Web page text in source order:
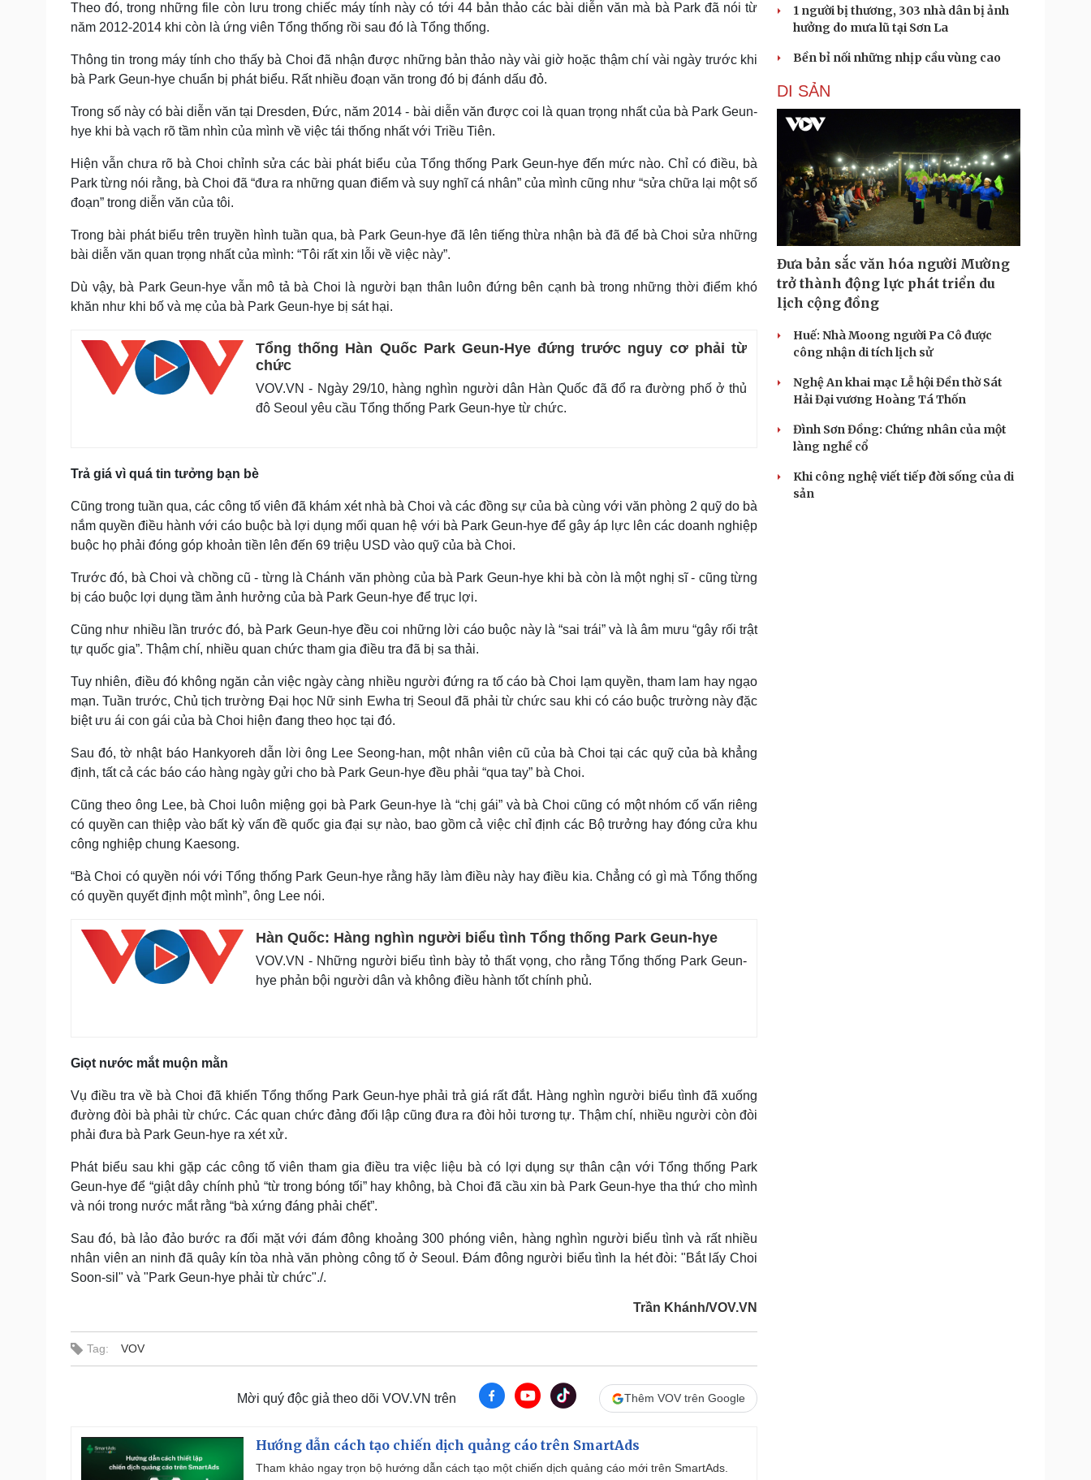
Theo đó, trong những file còn lưu trong chiếc máy tính này có tới 44 bản thảo các bài diễn văn mà bà Park đã nói từ
năm 2012-2014 khi còn là ứng viên Tổng thống rồi sau đó là Tổng thống.
Thông tin trong máy tính cho thấy bà Choi đã nhận được những bản thảo này vài giờ hoặc thậm chí vài ngày trước khi
bà Park Geun-hye chuẩn bị phát biểu. Rất nhiều đoạn văn trong đó bị đánh dấu đỏ.
Trong số này có bài diễn văn tại Dresden, Đức, năm 2014 - bài diễn văn được coi là quan trọng nhất của bà Park Geun-
hye khi bà vạch rõ tầm nhìn của mình về việc tái thống nhất với Triều Tiên.
Hiện vẫn chưa rõ bà Choi chỉnh sửa các bài phát biểu của Tổng thống Park Geun-hye đến mức nào. Chỉ có điều, bà
Park từng nói rằng, bà Choi đã “đưa ra những quan điểm và suy nghĩ cá nhân” của mình cũng như “sửa chữa lại một số
đoạn” trong diễn văn của tôi.
Trong bài phát biểu trên truyền hình tuần qua, bà Park Geun-hye đã lên tiếng thừa nhận bà đã để bà Choi sửa những
bài diễn văn quan trọng nhất của mình: “Tôi rất xin lỗi về việc này”.
Dù vậy, bà Park Geun-hye vẫn mô tả bà Choi là người bạn thân luôn đứng bên cạnh bà trong những thời điểm khó
khăn như khi bố và mẹ của bà Park Geun-hye bị sát hại.
Tổng thống Hàn Quốc Park Geun-Hye đứng trước nguy cơ phải từ
chức
VOV.VN - Ngày 29/10, hàng nghìn người dân Hàn Quốc đã đổ ra đường phố ở thủ
đô Seoul yêu cầu Tổng thống Park Geun-hye từ chức.
Trả giá vì quá tin tưởng bạn bè
Cũng trong tuần qua, các công tố viên đã khám xét nhà bà Choi và các đồng sự của bà cùng với văn phòng 2 quỹ do bà
nắm quyền điều hành với cáo buộc bà lợi dụng mối quan hệ với bà Park Geun-hye để gây áp lực lên các doanh nghiệp
buộc họ phải đóng góp khoản tiền lên đến 69 triệu USD vào quỹ của bà Choi.
Trước đó, bà Choi và chồng cũ - từng là Chánh văn phòng của bà Park Geun-hye khi bà còn là một nghị sĩ - cũng từng
bị cáo buộc lợi dụng tầm ảnh hưởng của bà Park Geun-hye để trục lợi.
Cũng như nhiều lần trước đó, bà Park Geun-hye đều coi những lời cáo buộc này là “sai trái” và là âm mưu “gây rối trật
tự quốc gia”. Thậm chí, nhiều quan chức tham gia điều tra đã bị sa thải.
Tuy nhiên, điều đó không ngăn cản việc ngày càng nhiều người đứng ra tố cáo bà Choi lạm quyền, tham lam hay ngạo
mạn. Tuần trước, Chủ tịch trường Đại học Nữ sinh Ewha trị Seoul đã phải từ chức sau khi có cáo buộc trường này đặc
biệt ưu ái con gái của bà Choi hiện đang theo học tại đó.
Sau đó, tờ nhật báo Hankyoreh dẫn lời ông Lee Seong-han, một nhân viên cũ của bà Choi tại các quỹ của bà khẳng
định, tất cả các báo cáo hàng ngày gửi cho bà Park Geun-hye đều phải “qua tay” bà Choi.
Cũng theo ông Lee, bà Choi luôn miệng gọi bà Park Geun-hye là “chị gái” và bà Choi cũng có một nhóm cố vấn riêng
có quyền can thiệp vào bất kỳ vấn đề quốc gia đại sự nào, bao gồm cả việc chỉ định các Bộ trưởng hay đóng cửa khu
công nghiệp chung Kaesong.
“Bà Choi có quyền nói với Tổng thống Park Geun-hye rằng hãy làm điều này hay điều kia. Chẳng có gì mà Tổng thống
có quyền quyết định một mình”, ông Lee nói.
Hàn Quốc: Hàng nghìn người biểu tình Tổng thống Park Geun-hye
VOV.VN - Những người biểu tình bày tỏ thất vọng, cho rằng Tổng thống Park Geun-
hye phản bội người dân và không điều hành tốt chính phủ.
Giọt nước mắt muộn mằn
Vụ điều tra về bà Choi đã khiến Tổng thống Park Geun-hye phải trả giá rất đắt. Hàng nghìn người biểu tình đã xuống
đường đòi bà phải từ chức. Các quan chức đảng đối lập cũng đưa ra đòi hỏi tương tự. Thậm chí, nhiều người còn đòi
phải đưa bà Park Geun-hye ra xét xử.
Phát biểu sau khi gặp các công tố viên tham gia điều tra việc liệu bà có lợi dụng sự thân cận với Tổng thống Park
Geun-hye để “giật dây chính phủ “từ trong bóng tối” hay không, bà Choi đã cầu xin bà Park Geun-hye tha thứ cho mình
và nói trong nước mắt rằng “bà xứng đáng phải chết”.
Sau đó, bà lảo đảo bước ra đối mặt với đám đông khoảng 300 phóng viên, hàng nghìn người biểu tình và rất nhiều
nhân viên an ninh đã quây kín tòa nhà văn phòng công tố ở Seoul. Đám đông người biểu tình la hét đòi: "Bắt lấy Choi
Soon-sil" và "Park Geun-hye phải từ chức"./.
Trần Khánh/VOV.VN
Tag: VOV
Mời quý độc giả theo dõi VOV.VN trên Thêm VOV trên Google
Hướng dẫn cách tạo chiến dịch quảng cáo trên SmartAds
Tham khảo ngay trọn bộ hướng dẫn cách tạo một chiến dịch quảng cáo mới trên SmartAds.
1 người bị thương, 303 nhà dân bị ảnh
hưởng do mưa lũ tại Sơn La
Bền bỉ nối những nhịp cầu vùng cao
DI SẢN
Đưa bản sắc văn hóa người Mường
trở thành động lực phát triển du
lịch cộng đồng
Huế: Nhà Moong người Pa Cô được
công nhận di tích lịch sử
Nghệ An khai mạc Lễ hội Đền thờ Sát
Hải Đại vương Hoàng Tá Thốn
Đình Sơn Đồng: Chứng nhân của một
làng nghề cổ
Khi công nghệ viết tiếp đời sống của di
sản